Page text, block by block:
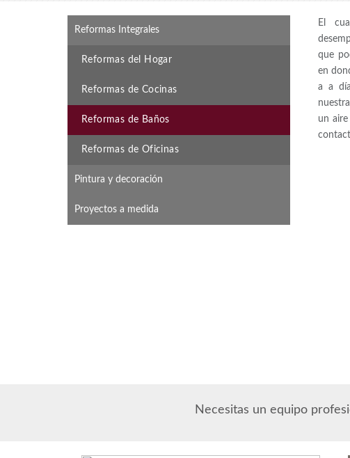
Reformas Integrales
Reformas del Hogar
Reformas de Cocinas
Reformas de Baños
Reformas de Oficinas
Pintura y decoración
Proyectos a medida
El
que
en
a a
un
Necesitas un equipo